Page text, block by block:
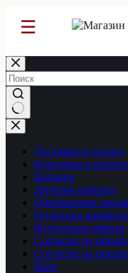
☰
Перейти
к
сути
Ничего
не
найденоДоставка и оплата
Контакты и
Корзина
Личный кабинет
Оформление заказа
Политика
Публичная оферта
Согласие на
Согласие на
Шоп